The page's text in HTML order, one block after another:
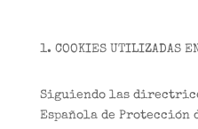
COOKIES UTILIZADAS
Siguiendo las
Española de Protección